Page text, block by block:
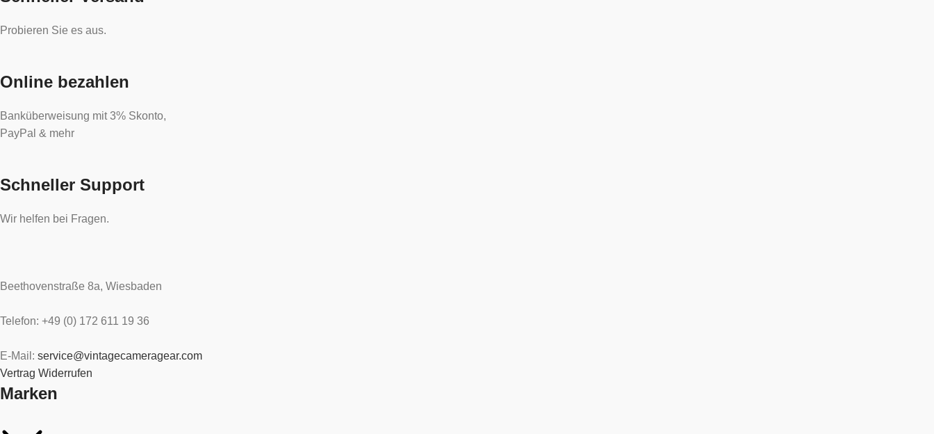
Probieren Sie es aus.
Online bezahlen
Banküberweisung mit 3% Skonto,
PayPal & mehr
Schneller Support
Wir helfen bei Fragen.
Beethovenstraße 8a, Wiesbaden
Telefon: +49 (0) 172 611 19 36
E-Mail: service@vintagecameragear.com
Vertrag Widerrufen
Marken